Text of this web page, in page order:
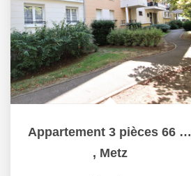
Appartement 3 pièces 66 m² 2 chambres terrasse garage à...
, Metz